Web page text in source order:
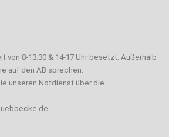
von 8-13.30 & 14-17 Uhr besetzt. Außerhalb
auf den AB sprechen.
unseren Notdienst über die